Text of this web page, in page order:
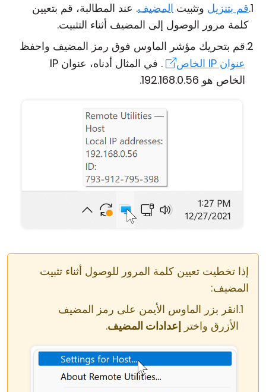
قم بتنزيل وتثبيت المضيف. عند المطالبة، قم بتعيين
كلمة مرور الوصول إلى المضيف أثناء التثبيت.
قم بتحريك مؤشر الماوس فوق رمز المضيف واحفظ
عنوان IP الخاص
. في المثال أدناه، عنوان IP
الخاص هو 192.168.0.56.
إذا تخطيت تعيين كلمة المرور للوصول أثناء تثبيت
المضيف:
انقر بزر الماوس الأيمن على رمز المضيف
الأزرق واختر إعدادات المضيف.